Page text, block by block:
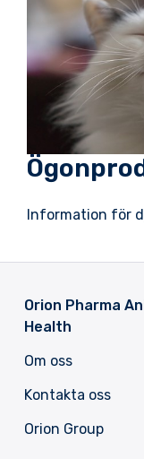
Information för
Orion Pharma
Health
Om oss
Kontakta oss
Orion Group